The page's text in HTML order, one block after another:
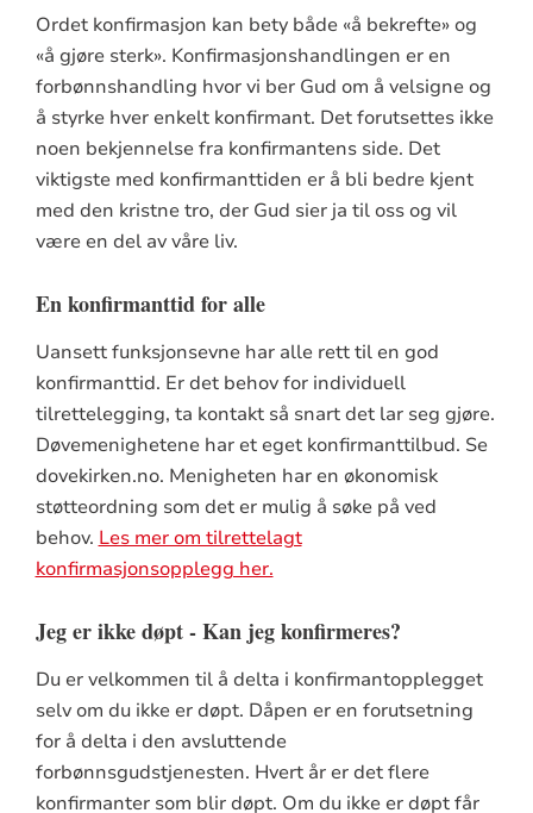
Ordet konfirmasjon kan bety både «å bekrefte» og
«å gjøre sterk». Konfirmasjonshandlingen er en
forbønnshandling hvor vi ber Gud om å velsigne og
å styrke hver enkelt konfirmant. Det forutsettes ikke
noen bekjennelse fra konfirmantens side. Det
viktigste med konfirmanttiden er å bli bedre kjent
med den kristne tro, der Gud sier ja til oss og vil
være en del av våre liv.
En konfirmanttid for alle
Uansett funksjonsevne har alle rett til en god
konfirmanttid. Er det behov for individuell
tilrettelegging, ta kontakt så snart det lar seg gjøre.
Døvemenighetene har et eget konfirmanttilbud. Se
dovekirken.no. Menigheten har en økonomisk
støtteordning som det er mulig å søke på ved
behov. Les mer om tilrettelagt
konfirmasjonsopplegg her.
Jeg er ikke døpt - Kan jeg konfirmeres?
Du er velkommen til å delta i konfirmantopplegget
selv om du ikke er døpt. Dåpen er en forutsetning
for å delta i den avsluttende
forbønnsgudstjenesten. Hvert år er det flere
konfirmanter som blir døpt. Om du ikke er døpt får